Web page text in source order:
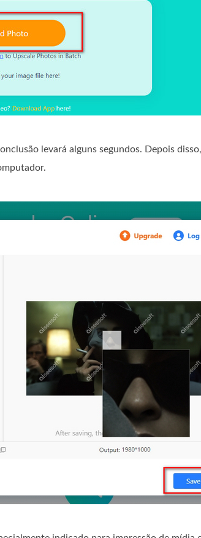
levará alguns segundos. Depois